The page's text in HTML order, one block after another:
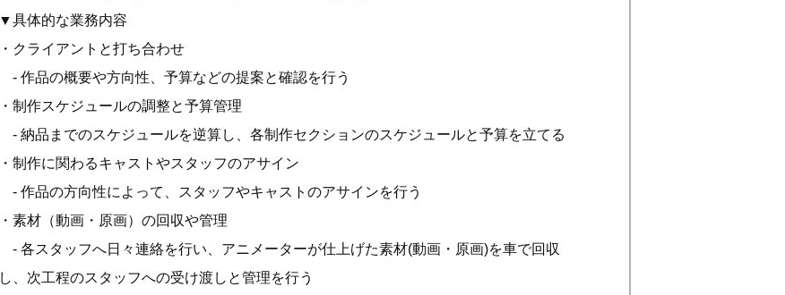
▼具体的な業務内容
・クライアントと打ち合わせ
- 作品の概要や方向性、予算などの提案と確認を行う
・制作スケジュールの調整と予算管理
- 納品までのスケジュールを逆算し、各制作セクションのスケジュールと予算を立てる
・制作に関わるキャストやスタッフのアサイン
- 作品の方向性によって、スタッフやキャストのアサインを行う
・素材（動画・原画）の回収や管理
- 各スタッフへ日々連絡を行い、アニメーターが仕上げた素材(動画・原画)を車で回収
し、次工程のスタッフへの受け渡しと管理を行う